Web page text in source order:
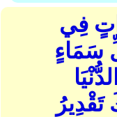
فِي
سَمَاءٍ